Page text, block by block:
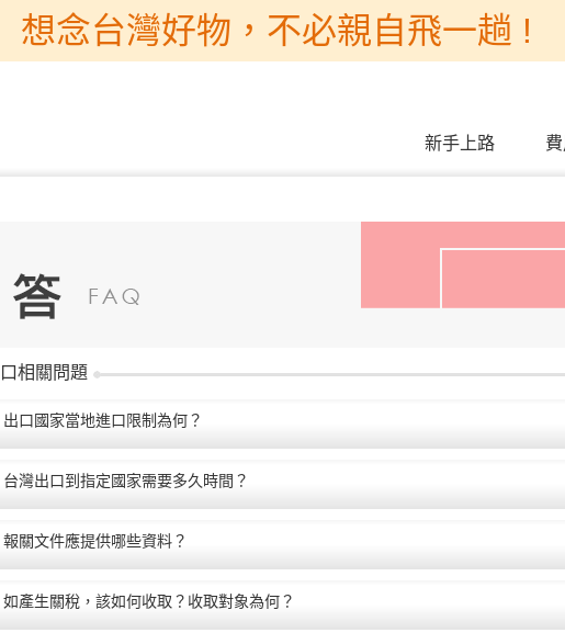
想念台灣好物，不必親自飛一趟 !
新手上路
相關問題
出口國家當地進口限制為何？
台灣出口到指定國家需要多久時間？
報關文件應提供哪些資料？
如產生關稅，該如何收取？收取對象為何？